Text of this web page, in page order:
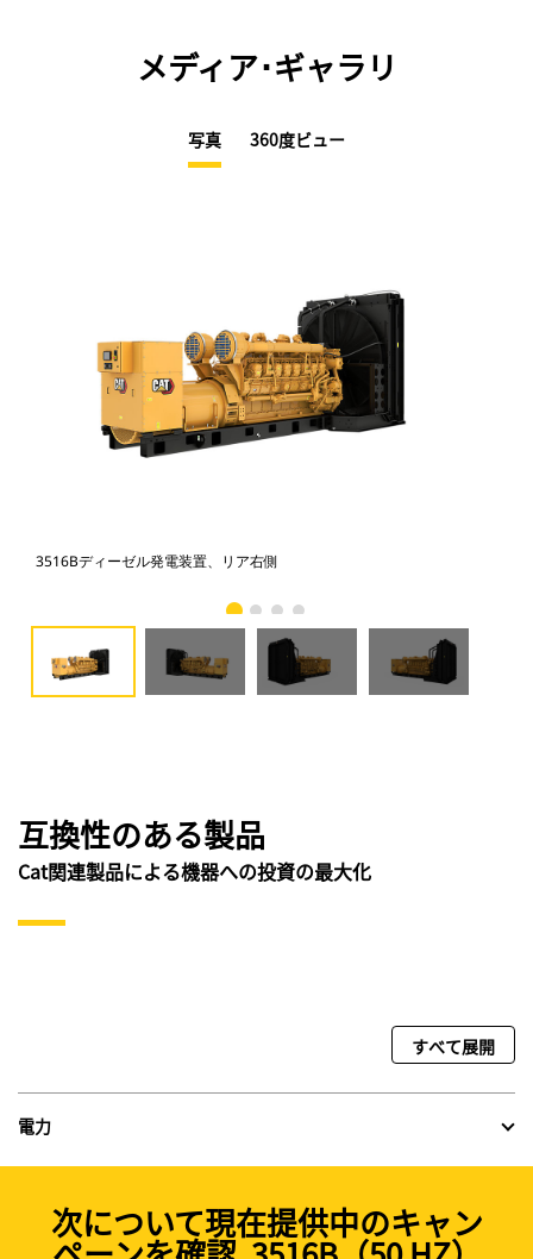
メディア･ギャラリ
写真 360度ビュー
3516Bディーゼル発電装置、リア右側
互換性のある製品
Cat関連製品による機器への投資の最大化
すべて展開
電力
次について現在提供中のキャン